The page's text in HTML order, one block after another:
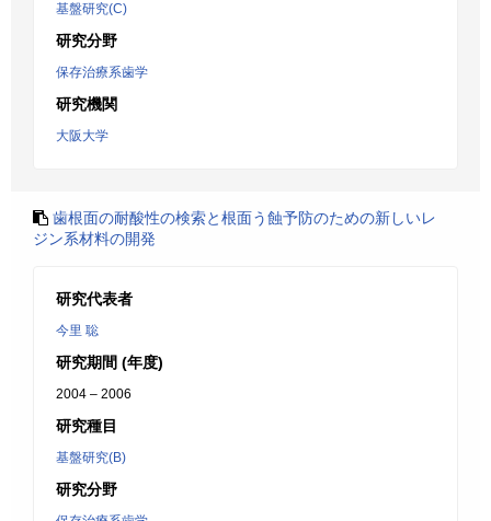
基盤研究(C)
研究分野
保存治療系歯学
研究機関
大阪大学
歯根面の耐酸性の検索と根面う蝕予防のための新しいレ
ジン系材料の開発
研究代表者
今里 聡
研究期間 (年度)
2004 – 2006
研究種目
基盤研究(B)
研究分野